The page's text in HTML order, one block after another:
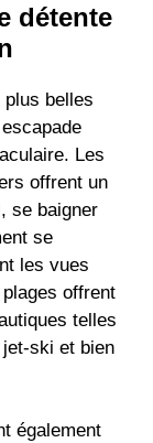
détente
plus belles
Les
offrent un
se baigner
se
les vues
offrent
telles
ski et bien
également